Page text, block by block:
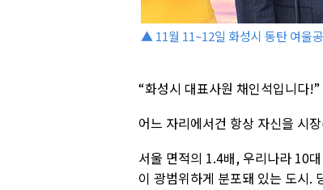
▲ 11월 11~12일 화성시 동탄 여울
“화성시 대표사원 채인석입니다!”
어느 자리에서건 항상 자신을 시
서울 면적의 1.4배, 우리나라 10
이 광범위하게 분포돼 있는 도시.